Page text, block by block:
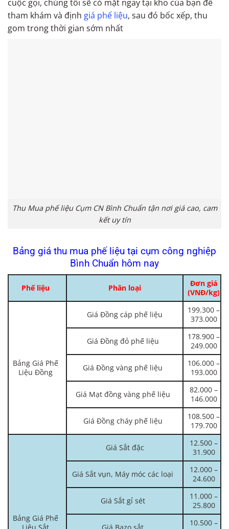
cuộc gọi, chúng tôi sẽ có mặt ngay tại kho của bạn để
tham khám và định giá phế liệu, sau đó bốc xếp, thu
gom trong thời gian sớm nhất
Thu Mua phế liệu Cụm CN Bình Chuẩn tận nơi giá cao, cam
kết uy tín
Bảng giá thu mua phế liệu tại cụm công nghiệp
Bình Chuẩn hôm nay
Phế liệu Phân loại
Đơn giá
(VNĐ/kg)
Bảng Giá Phế
Liệu Đồng
Giá Đồng cáp phế liệu
199.300 –
373.000
Giá Đồng đỏ phế liệu
178.900 –
249.000
Giá Đồng vàng phế liệu
106.000 –
193.000
Giá Mạt đồng vàng phế liệu
82.000 –
146.000
Giá Đồng cháy phế liệu
108.500 –
179.700
Bảng Giá Phế
Giá Sắt đặc
12.500 –
31.900
Giá Sắt vụn, Máy móc các loại
12.000 –
24.600
Giá Sắt gỉ sét
11.000 –
25.800
10.500 –